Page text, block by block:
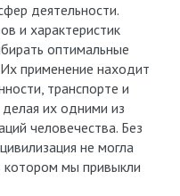
деятельности.
и характеристик
оптимальные
применение находит
транспорте и
их одними из
человечества. Без
не могла
мы привыкли